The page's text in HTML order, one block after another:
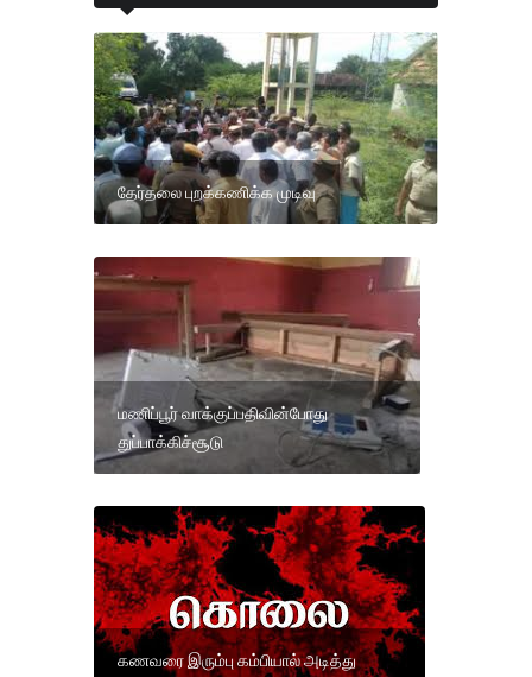
தேர்தலை புறக்கணிக்க முடிவு
மணிப்பூர் வாக்குப்பதிவின்போது
துப்பாக்கிச்சூடு
கணவரை இரும்பு கம்பியால் அடித்து